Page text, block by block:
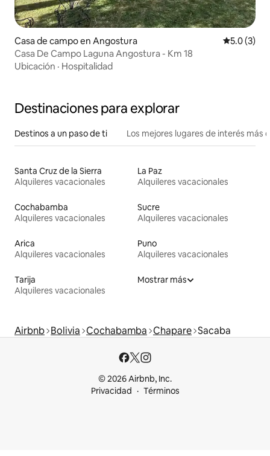
Casa de campo en Angostura
5.0 (3)
Casa De Campo Laguna Angostura - Km 18
Ubicación · Hospitalidad
Destinaciones para explorar
Destinos a un paso de ti Los mejores lugares de interés más
Santa Cruz de la Sierra
Alquileres vacacionales
La Paz
Alquileres vacacionales
Cochabamba
Alquileres vacacionales
Sucre
Alquileres vacacionales
Arica
Alquileres vacacionales
Puno
Alquileres vacacionales
Tarija
Alquileres vacacionales
Mostrar más
Airbnb Bolivia Cochabamba Chapare Sacaba
© 2026 Airbnb, Inc.
Privacidad
Términos